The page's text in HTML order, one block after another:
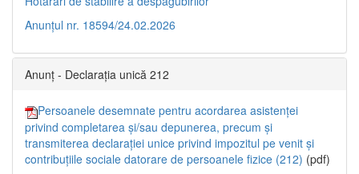
Anunțul nr. 18594/24.02.2026
Anunț - Declarația unică 212
Persoanele desemnate pentru acordarea asistenței
privind completarea și/sau depunerea, precum și
transmiterea declarației unice privind impozitul pe venit și
contribuțiile sociale datorare de persoanele fizice (212) (pdf)